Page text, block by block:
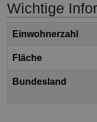
Wichtige
Einwohnerzahl
Fläche
Bundesland